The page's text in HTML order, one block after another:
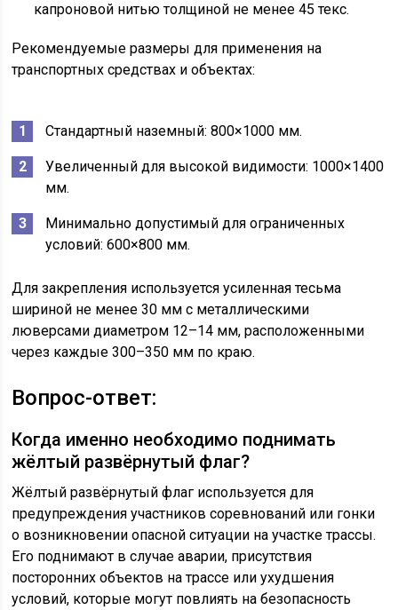
капроновой нитью толщиной не менее 45 текс.
Рекомендуемые размеры для применения на
транспортных средствах и объектах:
Стандартный наземный: 800×1000 мм.
Увеличенный для высокой видимости: 1000×1400
мм.
Минимально допустимый для ограниченных
условий: 600×800 мм.
Для закрепления используется усиленная тесьма
шириной не менее 30 мм с металлическими
люверсами диаметром 12–14 мм, расположенными
через каждые 300–350 мм по краю.
Вопрос-ответ:
Когда именно необходимо поднимать
жёлтый развёрнутый флаг?
Жёлтый развёрнутый флаг используется для
предупреждения участников соревнований или гонки
о возникновении опасной ситуации на участке трассы.
Его поднимают в случае аварии, присутствия
посторонних объектов на трассе или ухудшения
условий, которые могут повлиять на безопасность